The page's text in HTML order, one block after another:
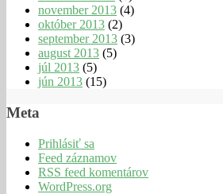
november 2013 (4)
október 2013 (2)
september 2013 (3)
august 2013 (5)
júl 2013 (5)
jún 2013 (15)
Meta
Prihlásiť sa
Feed záznamov
RSS feed komentárov
WordPress.org